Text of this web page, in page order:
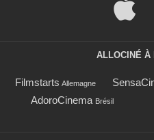
ALLOCINÉ À
Filmstarts Allemagne
AdoroCinema Brésil